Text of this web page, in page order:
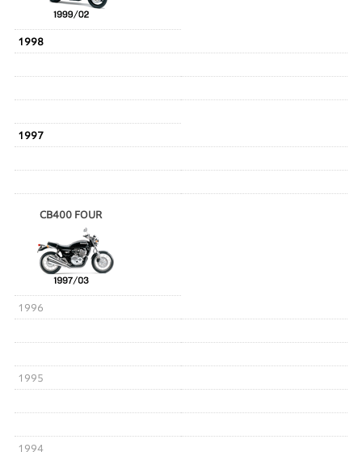
1998
1997
CB400 FOUR
1996
1995
1994